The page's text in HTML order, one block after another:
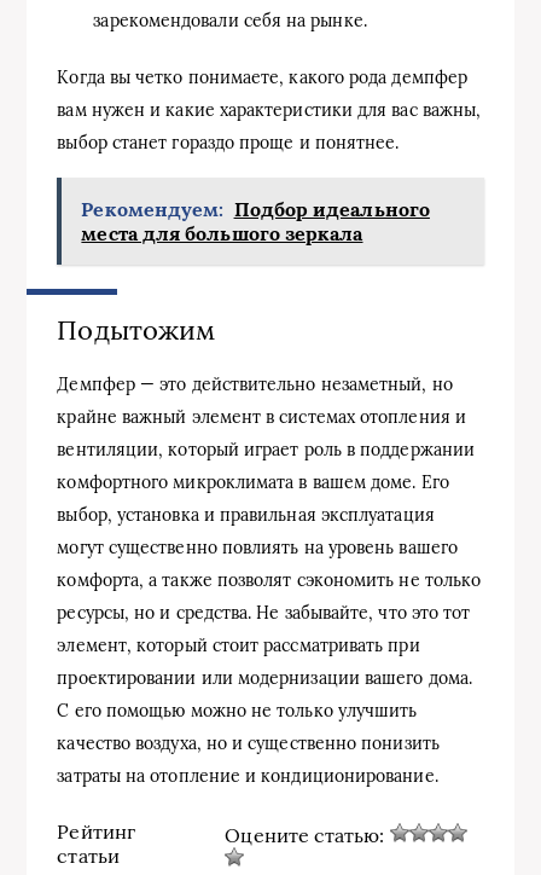
зарекомендовали себя на рынке.
Когда вы четко понимаете, какого рода демпфер
вам нужен и какие характеристики для вас важны,
выбор станет гораздо проще и понятнее.
Рекомендуем: Подбор идеального
места для большого зеркала
Подытожим
Демпфер — это действительно незаметный, но
крайне важный элемент в системах отопления и
вентиляции, который играет роль в поддержании
комфортного микроклимата в вашем доме. Его
выбор, установка и правильная эксплуатация
могут существенно повлиять на уровень вашего
комфорта, а также позволят сэкономить не только
ресурсы, но и средства. Не забывайте, что это тот
элемент, который стоит рассматривать при
проектировании или модернизации вашего дома.
С его помощью можно не только улучшить
качество воздуха, но и существенно понизить
затраты на отопление и кондиционирование.
Рейтинг
статьи
Оцените статью: